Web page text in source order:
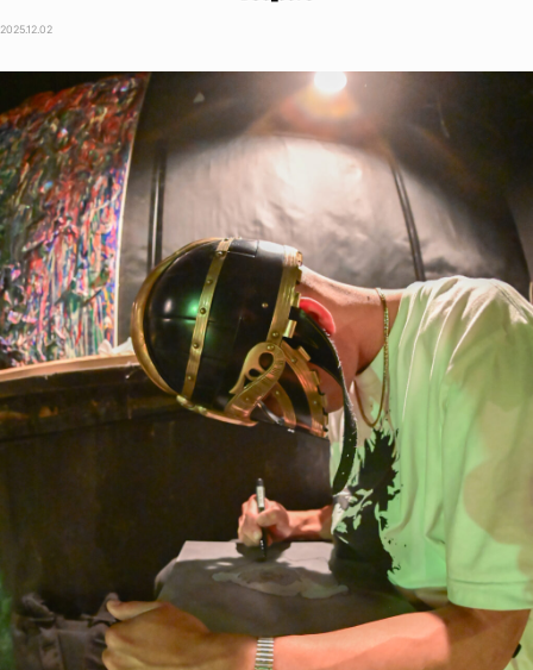
2025.12.02